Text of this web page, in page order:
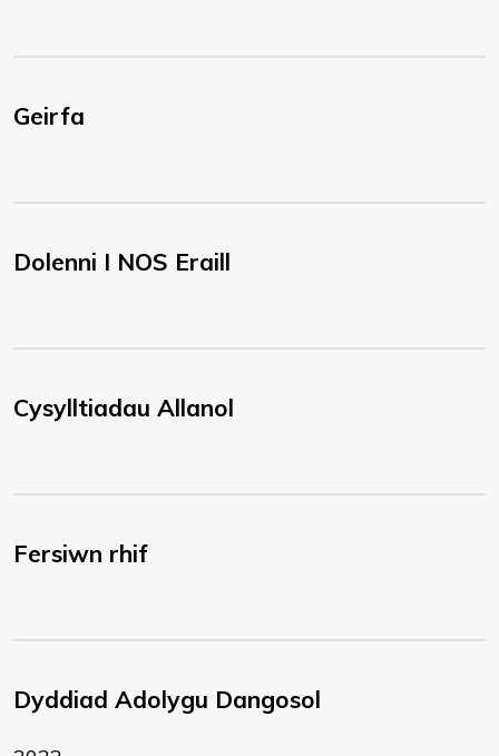
Geirfa
Dolenni I NOS Eraill
Cysylltiadau Allanol
Fersiwn rhif
Dyddiad Adolygu Dangosol